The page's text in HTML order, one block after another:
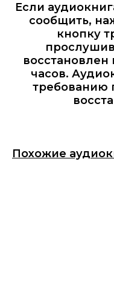
Если
сообщить,
кнопку
восстановлен
часов.
требованию
Похожие